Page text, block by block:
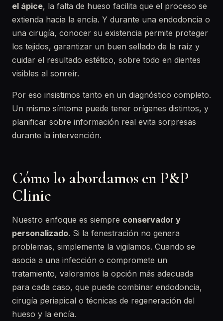
el ápice, la falta de hueso facilita que el proceso se
extienda hacia la encía. Y durante una endodoncia o
una cirugía, conocer su existencia permite proteger
los tejidos, garantizar un buen sellado de la raíz y
cuidar el resultado estético, sobre todo en dientes
visibles al sonreír.
Por eso insistimos tanto en un diagnóstico completo.
Un mismo síntoma puede tener orígenes distintos, y
planificar sobre información real evita sorpresas
durante la intervención.
Cómo lo abordamos en P&P
Clinic
Nuestro enfoque es siempre conservador y
personalizado. Si la fenestración no genera
problemas, simplemente la vigilamos. Cuando se
asocia a una infección o compromete un
tratamiento, valoramos la opción más adecuada
para cada caso, que puede combinar endodoncia,
cirugía periapical o técnicas de regeneración del
hueso y la encía.